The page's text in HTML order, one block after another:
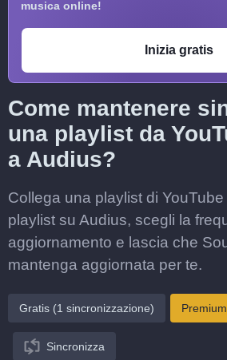
musica online!
Inizia gratis
Come mantenere
una playlist da
a Audius?
Collega una playlist di
playlist su Audius, scegli la
aggiornamento e lascia che
mantenga aggiornata per te.
Gratis (1 sincronizzazione) Premium
Sincronizza